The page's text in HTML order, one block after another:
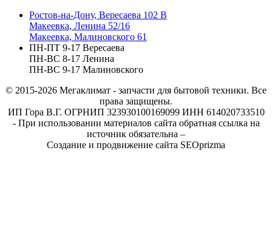
Ростов-на-Дону, Вересаева 102 В
Макеевка, Ленина 52/16
Макеевка, Малиновского 61
ПН-ПТ 9-17 Вересаева
ПН-ВС 8-17 Ленина
ПН-ВС 9-17 Малиновского
© 2015-2026 Мегаклимат - запчасти для бытовой техники. Все
права защищены.
ИП Гора В.Г. ОГРНИП 323930100169099 ИНН 614020733510
- При использовании материалов сайта обратная ссылка на
источник обязательна –
Создание и продвижение сайта SEOprizma